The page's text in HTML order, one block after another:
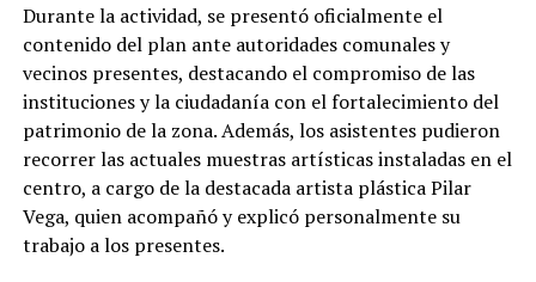
Durante la actividad, se presentó oficialmente el
contenido del plan ante autoridades comunales y
vecinos presentes, destacando el compromiso de las
instituciones y la ciudadanía con el fortalecimiento del
patrimonio de la zona. Además, los asistentes pudieron
recorrer las actuales muestras artísticas instaladas en el
centro, a cargo de la destacada artista plástica Pilar
Vega, quien acompañó y explicó personalmente su
trabajo a los presentes.